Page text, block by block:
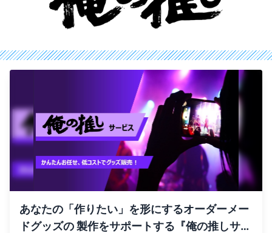
あなたの「作りたい」を形にするオーダーメー
ドグッズの 製作をサポートする『俺の推しサー